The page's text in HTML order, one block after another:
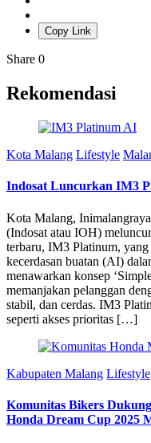
Copy Link
Share 0
Rekomendasi
Kota Malang Lifestyle
Indosat Luncurkan IM3
Kota Malang,
(Indosat atau IOH)
terbaru, IM3 Platinum,
kecerdasan buatan (AI)
menawarkan konsep
memanjakan pelanggan
stabil, dan cerdas. IM3
seperti akses prioritas […]
Kabupaten Malang Lifestyle
Komunitas Bikers
Honda Dream Cup 2025